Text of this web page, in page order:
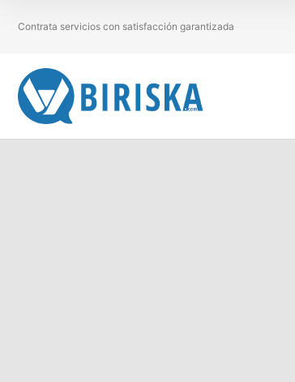
Contrata servicios con satisfacción garantizada